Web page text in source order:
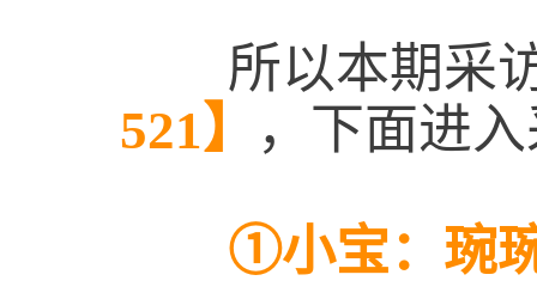
所以本期采访
521】
，下面进
①小宝：琬琬